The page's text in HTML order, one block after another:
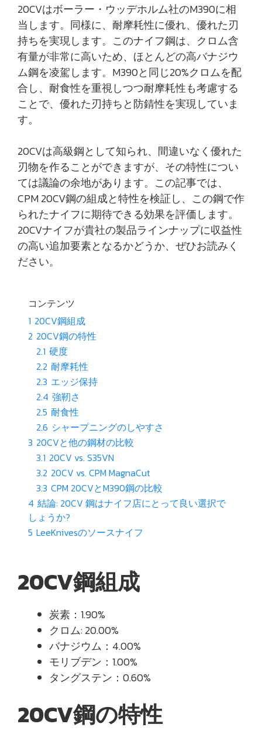
20CVはボーラー・ウッデホルム社のM390に相
当します。同様に、耐摩耗性に優れ、優れた刃
持ちを実現します。このナイフ鋼は、クロム含
有量が非常に高いため、ほとんどの高バナジウ
ム鋼を凌駕します。M390と同じ20%クロムを配
合し、耐食性を重視しつつ耐摩耗性も考慮する
ことで、優れた刃持ちと防錆性を実現していま
す。
20CVは高級鋼として知られ、間違いなく優れた
刃物を作ることができますが、その特性につい
ては議論の余地があります。この記事では、
CPM 20CV鋼の組成と特性を検証し、この鋼で作
られたナイフに期待できる効果を評価します。
20CVナイフが貴社の製品ラインナップに収益性
の高い追加要素となるかどうか、ぜひお読みく
ださい。
コンテンツ
1 20CV鋼組成
2 20CV鋼の特性
2.1 硬度
2.2 耐摩耗性
2.3 エッジ保持
2.4 強靭さ
2.5 耐食性
2.6 シャープニングのしやすさ
3 20CVと他の鋼材の比較
3.1 20CV vs. S35VN
3.2 20CV vs. CPM MagnaCut
3.3 CPM 20CVとM390鋼の比較
4 結論: 20CV 鋼はナイフ店にとって良い選択で
しょうか?
5 LeeKnivesのソースナイフ
20CV鋼組成
炭素：1.90%
クロム: 20.00%
バナジウム：4.00%
モリブデン：1.00%
タングステン：0.60%
20CV鋼の特性